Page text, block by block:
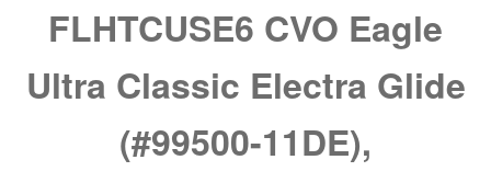
FLHTCUSE6 CVO Eagle
Ultra Classic Electra Glide
(#99500-11DE),